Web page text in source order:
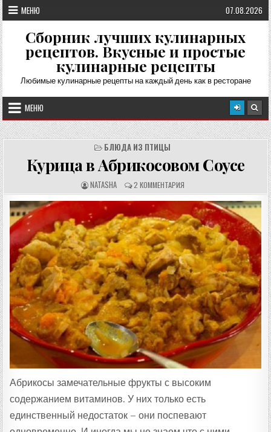
Перейти
к
содержимому
МЕНЮ 07.08.2026
Сборник лучших кулинарных
рецептов. Вкусные и простые
кулинарные рецепты
Любимые кулинарные рецепты на каждый день как в ресторане
МЕНЮ
БЛЮДА ИЗ ПТИЦЫ
Курица в Абрикосовом Соусе
А
В
Т
Р
Р
Е
Ц
Е
П
Т
А
:
NATASHA О
Т
З
Ы
В
Ы
:
2 КОММЕНТАРИЯ
Абрикосы замечательные фрукты с высоким
содержанием витаминов. У них только есть
единственный недостаток – они поспевают